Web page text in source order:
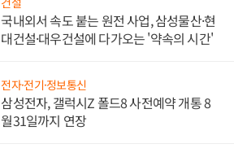
국내외서 속도 붙는 원전 사업, 삼성물산·현
대건설·대우건설에 다가오는 '약속의 시간'
전자·전기·정보통신
삼성전자, 갤럭시Z 폴드8 사전예약 개통 8
월31일까지 연장